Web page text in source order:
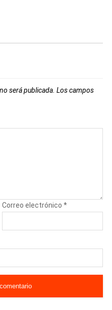
será publicada. Los campos
Correo electrónico*